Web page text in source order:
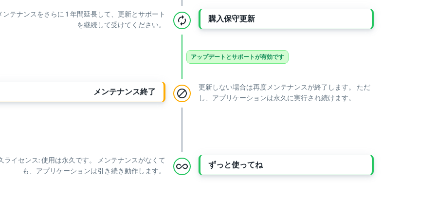
ンテナンスをさらに 1 年間延長して、更新とサポート
を継続して受けてください。
アップデートとサポートが有効です
購入保守更新
更新しない場合は再度メンテナンスが終了します。 ただ
し、アプリケーションは永久に実行され続けます。
メンテナンス終了
ライセンス: 使用は永久です。 メンテナンスがなくて
も、アプリケーションは引き続き動作します。
ずっと使ってね